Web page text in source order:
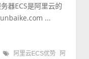
器ECS是阿里云的
...
阿里云ECS优势
阿